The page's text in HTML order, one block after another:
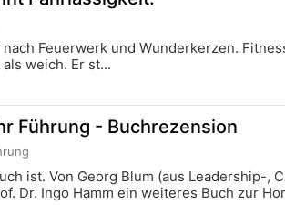
Feuerwerk und Wunderkerzen.
weich. Er st...
Führung - Buchrezension
ist. Von Georg Blum (aus Leadership-,
Dr. Ingo Hamm ein weiteres Buch zur